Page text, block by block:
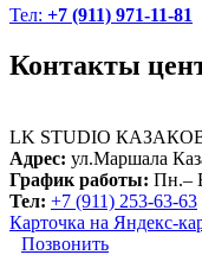
Тел: +7 (911) 971-11-81
Контакты
LK STUDIO
Адрес: ул.Маршала
График работы: Пн.–
Тел: +7 (911) 253-63-63
Карточка на Яндекс-
Позвонить